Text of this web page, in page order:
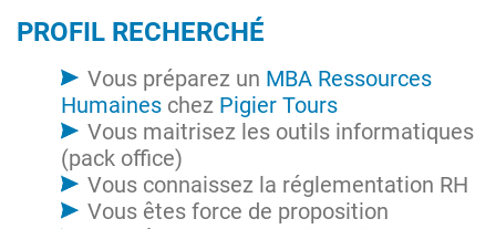
PROFIL RECHERCHÉ
Vous préparez un MBA Ressources
Humaines chez Pigier Tours
Vous maitrisez les outils informatiques
(pack office)
Vous connaissez la réglementation RH
Vous êtes force de proposition